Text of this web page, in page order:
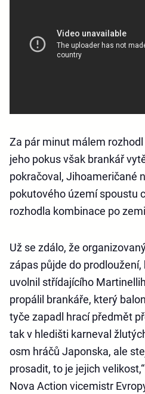
Za pár minut málem
jeho pokus však brankář
pokračoval, Jihoameričané
pokutového území spoustu
rozhodla kombinace po
Už se zdálo, že
zápas půjde do
uvolnil střídajícího
propálil brankáře, který
tyče zapadl hrací předmět
tak v hledišti karneval
osm hráčů Japonska, ale
prosadit, to je jejich
Nova Action vicemistr